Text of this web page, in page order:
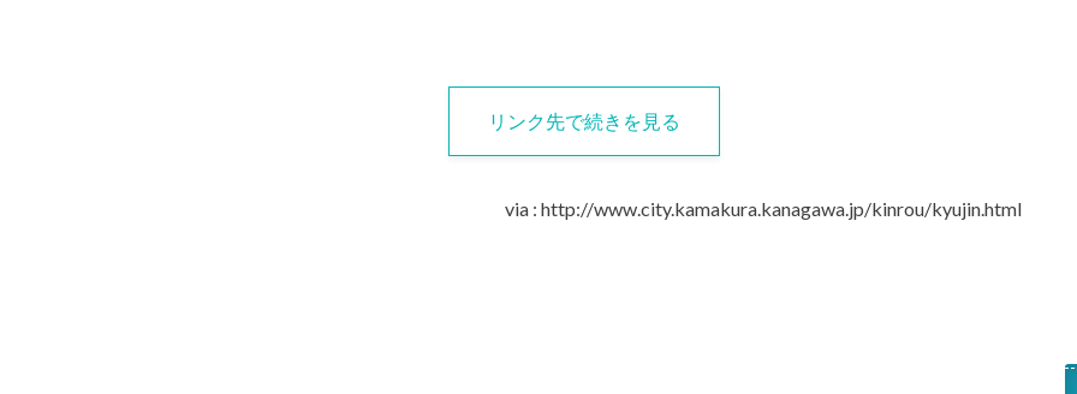
リンク先で続きを見る
via : http://www.city.kamakura.kanagawa.jp/kinrou/kyujin.html